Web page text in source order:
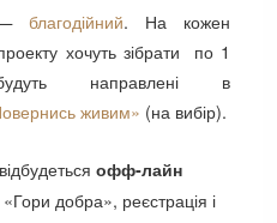
—благодійний. На кожен
хочуть зібрати по 1
направлені в
живим» (на вибір).
відбудеться офф-лайн
добра», реєстрація і